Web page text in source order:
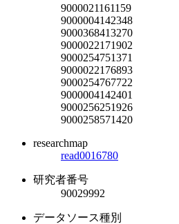
9000021161159
9000004142348
9000368413270
9000022171902
9000254751371
9000022176893
9000254767722
9000004142401
9000256251926
9000258571420
researchmap
read0016780
研究者番号
90029992
データソース種別